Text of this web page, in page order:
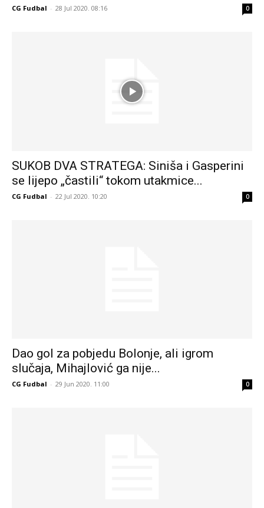
CG Fudbal - 28 Jul 2020. 08:16 0
SUKOB DVA STRATEGA: Siniša i Gasperini
se lijepo „častili“ tokom utakmice...
CG Fudbal - 22 Jul 2020. 10:20 0
Dao gol za pobjedu Bolonje, ali igrom
slučaja, Mihajlović ga nije...
CG Fudbal - 29 Jun 2020. 11:00 0